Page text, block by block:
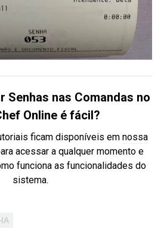
Senhas nas Comandas no
Online é fácil?
ficam disponíveis em nossa
acessar a qualquer momento e
funciona as funcionalidades do
sistema.